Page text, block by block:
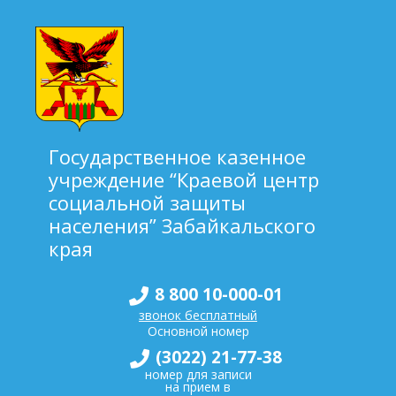
Государственное казенное
учреждение “Краевой центр
социальной защиты
населения” Забайкальского
края
8 800 10-000-01
звонок бесплатный
Основной номер
(3022) 21-77-38
номер для записи
на прием в